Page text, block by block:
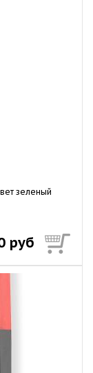
зеленый
руб